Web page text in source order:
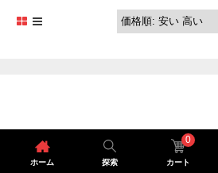
ホーム 探索
0
カート